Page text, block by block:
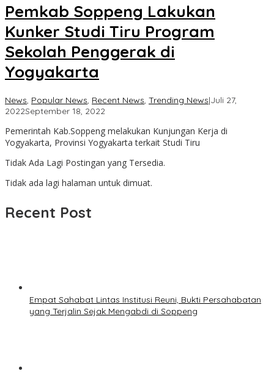
Pemkab Soppeng Lakukan
Kunker Studi Tiru Program
Sekolah Penggerak di
Yogyakarta
News, Popular News, Recent News, Trending News|Juli 27,
2022September 18, 2022
Pemerintah Kab.Soppeng melakukan Kunjungan Kerja di
Yogyakarta, Provinsi Yogyakarta terkait Studi Tiru
Tidak Ada Lagi Postingan yang Tersedia.
Tidak ada lagi halaman untuk dimuat.
Recent Post
Empat Sahabat Lintas Institusi Reuni, Bukti Persahabatan
yang Terjalin Sejak Mengabdi di Soppeng